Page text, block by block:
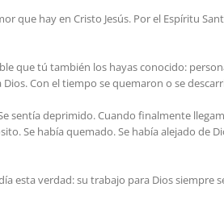
que hay en Cristo Jesús. Por el Espíritu
que tú también los hayas conocido:
Con el tiempo se quemaron o se
sentía deprimido. Cuando finalmente
Se había quemado. Se había alejado de
esta verdad: su trabajo para Dios siempre